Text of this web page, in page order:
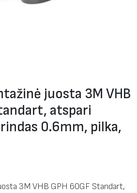
juosta 3M VHB
atspari
0.6mm, pilka,
3M VHB GPH 60GF Standart,